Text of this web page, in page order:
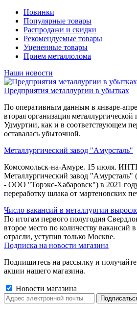
Новинки
Популярные товары
Распродажи и скидки
Рекомендуемые товары
Уцененные товары
Прием металлолома
Наши новости
Предприятия металлургии в убытках
По оперативным данным в январе-
вторая организация
Удмуртии, как и в соответствующем
оставалась убыточной.
Металлургический завод "Амурсталь"
Комсомольск-на-Амуре. 15 июля.
Металлургический завод "Амурсталь"
- ООО "Торэкс-Хабаровск") в 2021
переработку шлака от мартеновских
Число вакансий в металлургии
По итогам первого полугодия
второе место по количеству вакансий
отрасли, уступив только Москве.
Подписка на новости магазина
Подпишитесь на рассылку и
акции нашего магазина.
Новости магазина